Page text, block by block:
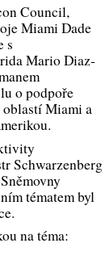
Council,
Miami Dade
s
Mario Diaz-
o podpoře
Miami a
Schwarzenberg
tématem byl
na téma: